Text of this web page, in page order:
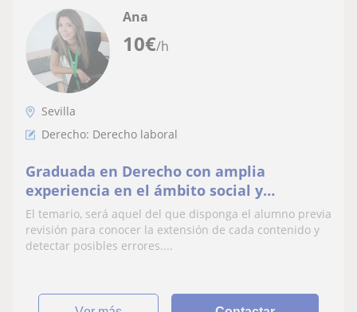
10€/h
Ana
Sevilla
Derecho: Derecho laboral
Graduada en Derecho con amplia
experiencia en el ámbito social y
estudiantil como opositora del Cuerpo de
Administradores Generales de la Junta de
Andalucía, imparte clases del Derecho
El temario, será aquel del que disponga el alumno previa
revisión para conocer la extensión de cada contenido y
detectar posibles errores....